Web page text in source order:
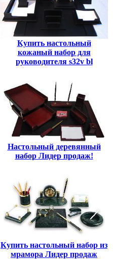
Купить настольный
кожаный набор для
руководителя s32v bl
Настольный деревянный
набор Лидер продаж!
Купить настольный набор из
мрамора Лидер продаж